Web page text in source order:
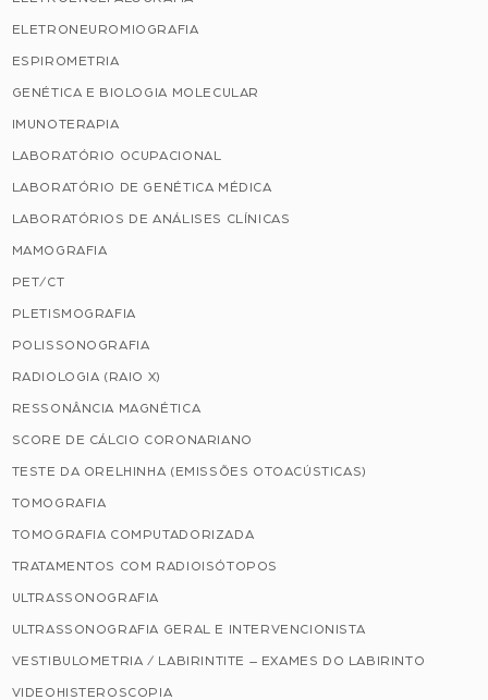
ELETRONEUROMIOGRAFIA
ESPIROMETRIA
GENÉTICA E BIOLOGIA MOLECULAR
IMUNOTERAPIA
LABORATÓRIO OCUPACIONAL
LABORATÓRIO DE GENÉTICA MÉDICA
LABORATÓRIOS DE ANÁLISES CLÍNICAS
MAMOGRAFIA
PET/CT
PLETISMOGRAFIA
POLISSONOGRAFIA
RADIOLOGIA (RAIO X)
RESSONÂNCIA MAGNÉTICA
SCORE DE CÁLCIO CORONARIANO
TESTE DA ORELHINHA (EMISSÕES OTOACÚSTICAS)
TOMOGRAFIA
TOMOGRAFIA COMPUTADORIZADA
TRATAMENTOS COM RADIOISÓTOPOS
ULTRASSONOGRAFIA
ULTRASSONOGRAFIA GERAL E INTERVENCIONISTA
VESTIBULOMETRIA / LABIRINTITE – EXAMES DO LABIRINTO
VIDEOHISTEROSCOPIA